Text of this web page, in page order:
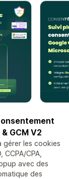
GCM V2
gérer les cookies
CCPA/CPA,
avec des
des